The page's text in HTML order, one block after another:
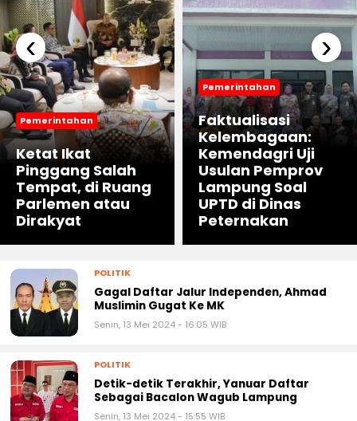
Pemerintahan
Ketat Ikat
Pinggang Salah
Tempat, di Ruang
Parlemen atau
Dirakyat
Pemerintahan
Faktualisasi
Kelembagaan:
Kemendagri Uji
Usulan Pemprov
Lampung Soal
UPTD di Dinas
Peternakan
‹ ›
POLITIK
Gagal Daftar Jalur Independen, Ahmad
Muslimin Gugat Ke MK
Senin, 13 Mei 2024 - 16:05 WIB
POLITIK
Detik-detik Terakhir, Yanuar Daftar
Sebagai Bacalon Wagub Lampung
Senin, 13 Mei 2024 - 15:55 WIB